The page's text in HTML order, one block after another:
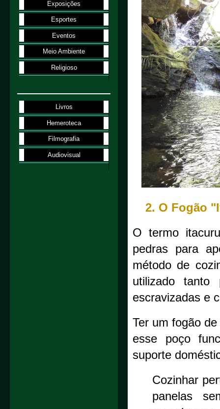
2. O Fogão
O termo
pedras para
método de
utilizado tanto
escravizadas e
Ter um fogão
esse poço
suporte
Cozinhar
panelas
Exposições
Esportes
Eventos
Meio Ambiente
Religioso
Livros
Hemeroteca
Filmografia
Audiovisual